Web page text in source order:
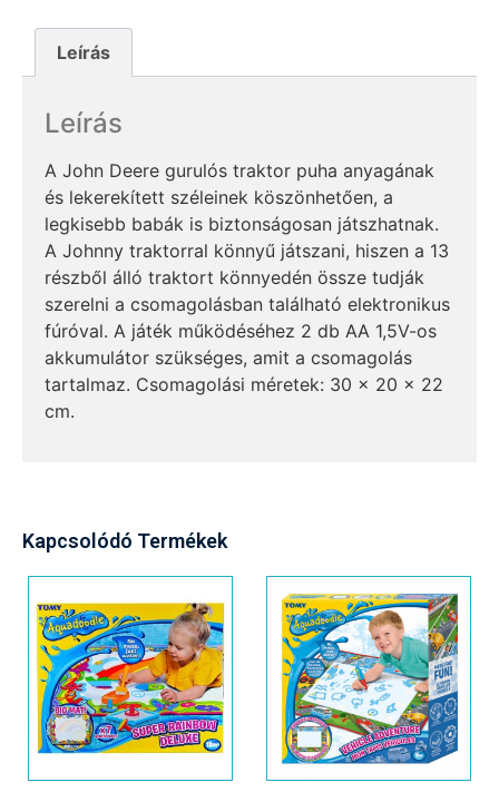
Leírás
Leírás
A John Deere gurulós traktor puha anyagának
és lekerekített széleinek köszönhetően, a
legkisebb babák is biztonságosan játszhatnak.
A Johnny traktorral könnyű játszani, hiszen a 13
részből álló traktort könnyedén össze tudják
szerelni a csomagolásban található elektronikus
fúróval. A játék működéséhez 2 db AA 1,5V-os
akkumulátor szükséges, amit a csomagolás
tartalmaz. Csomagolási méretek: 30 x 20 x 22
cm.
Kapcsolódó Termékek